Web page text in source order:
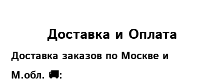
Доставка и Оплата
Доставка заказов по Москве и
М.обл. 🚚: